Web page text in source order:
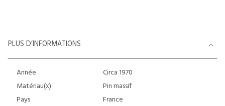
PLUS D’INFORMATIONS
Année
Circa 1970
Matériau(x)
Pin massif
Pays
France